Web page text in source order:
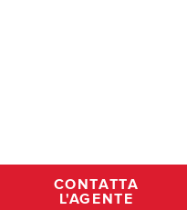
CONTATTA
L'AGENTE